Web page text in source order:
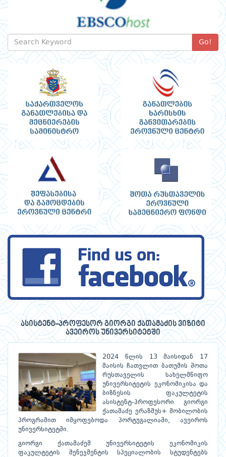
Go!
ასისტენტ-პროფესორ გიორგი ქათამაძის ვიზიტი
ავეიროს უნივერსიტეტში
2024 წლის 13 მაისიდან 17
მაისის ჩათვლით ბათუმის შოთა
რუსთაველის სახელმწიფო
უნივერსიტეტის ეკონომიკისა და
ბიზნესის ფაკულტეტის
ასისტენტ-პროფესორი გიორგი
ქათამაძე ერაზმუს+ მობილობის
პროგრამით იმყოფებოდა პორტუგალიაში, ავეიროს
უნივერსიტეტში.
გიორგი ქათამაძემ უნივერსიტეტის ეკონომიკის
ფაკულტეტის მენეჯმენტის სპეციალობის სტუდენტებს